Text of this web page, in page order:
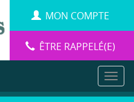
MON COMPTE
ÊTRE RAPPELÉ(E)